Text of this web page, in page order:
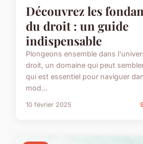
Découvrez les
du droit : un guide
indispensable
Plongeons ensemble dans
droit, un domaine qui peut
qui est essentiel pour naviguer
mod...
10 février 2025